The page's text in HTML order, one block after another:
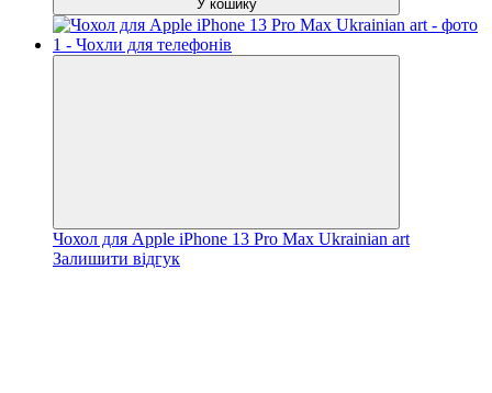
У кошику
Чохол для Apple iPhone 13 Pro Max Ukrainian art
Залишити відгук